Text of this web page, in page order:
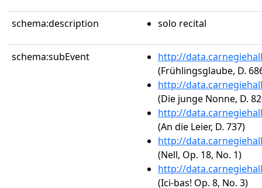
schema:description solo recital
schema:subEvent
http://
(Frühlingsglaube, D.
http://
(Die junge Nonne, D.
http://
(An die Leier, D. 737)
http://
(Nell, Op. 18, No. 1)
http://
(Ici-bas! Op. 8, No. 3)